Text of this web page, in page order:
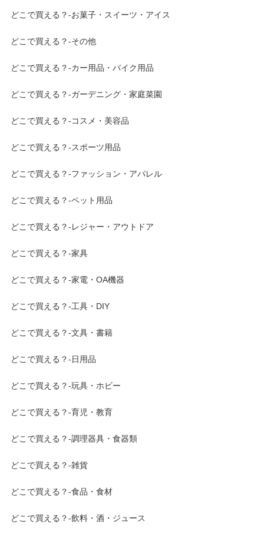
どこで買える？-お菓子・スイーツ・アイス
どこで買える？-その他
どこで買える？-カー用品・バイク用品
どこで買える？-ガーデニング・家庭菜園
どこで買える？-コスメ・美容品
どこで買える？-スポーツ用品
どこで買える？-ファッション・アパレル
どこで買える？-ペット用品
どこで買える？-レジャー・アウトドア
どこで買える？-家具
どこで買える？-家電・OA機器
どこで買える？-工具・DIY
どこで買える？-文具・書籍
どこで買える？-日用品
どこで買える？-玩具・ホビー
どこで買える？-育児・教育
どこで買える？-調理器具・食器類
どこで買える？-雑貨
どこで買える？-食品・食材
どこで買える？-飲料・酒・ジュース